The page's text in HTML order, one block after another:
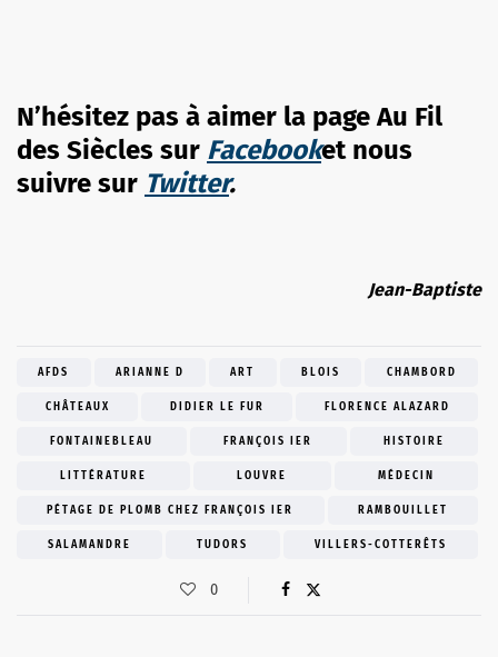
N’hésitez pas à aimer la page Au Fil
des Siècles sur Facebooket nous
suivre sur Twitter.
Jean-Baptiste
AFDS ARIANNE D ART BLOIS CHAMBORD
CHÂTEAUX DIDIER LE FUR FLORENCE ALAZARD
FONTAINEBLEAU FRANÇOIS IER HISTOIRE
LITTÉRATURE LOUVRE MÉDECIN
PÉTAGE DE PLOMB CHEZ FRANÇOIS IER RAMBOUILLET
SALAMANDRE TUDORS VILLERS-COTTERÊTS
0